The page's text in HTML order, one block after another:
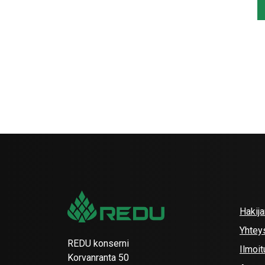
REDU konserni
Korvanranta 50